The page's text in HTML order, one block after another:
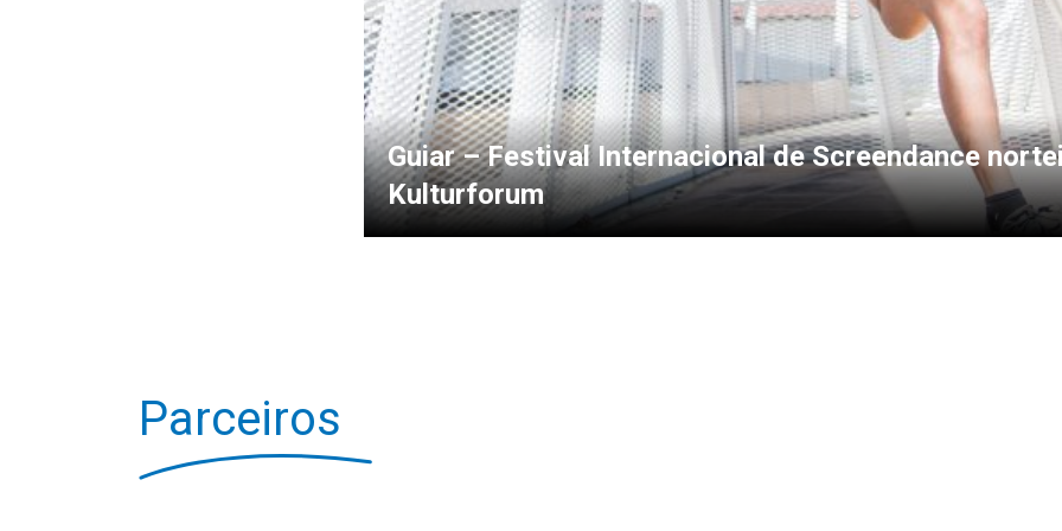
Guiar – Festival Internacional de Screendance
Kulturforum
Parceiros